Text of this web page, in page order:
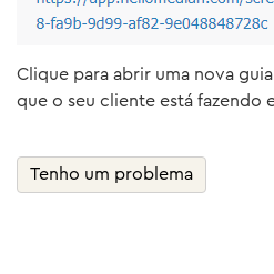
Clique para abrir uma nova
que o seu cliente está fazendo
Tenho um problema